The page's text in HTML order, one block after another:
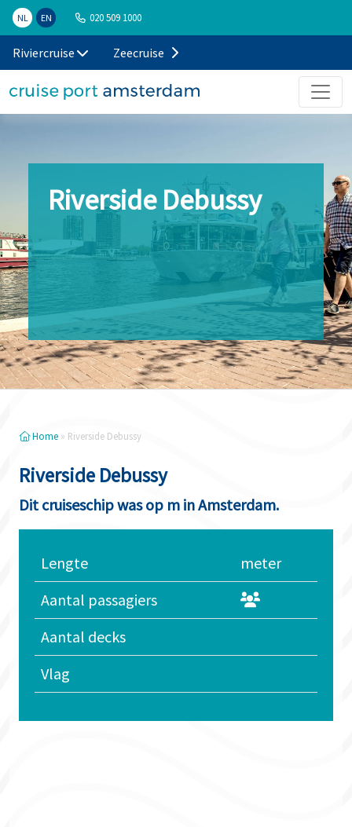
NL EN 020 509 1000
Riviercruise Zeecruise
Riverside Debussy
Home » Riverside Debussy
Riverside Debussy
Dit cruiseschip was op m in Amsterdam.
Lengte
meter
Aantal passagiers
Aantal decks
Vlag